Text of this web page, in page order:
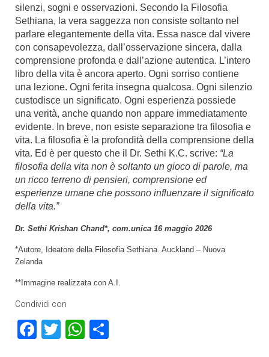
silenzi, sogni e osservazioni. Secondo la Filosofia
Sethiana, la vera saggezza non consiste soltanto nel
parlare elegantemente della vita. Essa nasce dal vivere
con consapevolezza, dall’osservazione sincera, dalla
comprensione profonda e dall’azione autentica. L’intero
libro della vita è ancora aperto. Ogni sorriso contiene
una lezione. Ogni ferita insegna qualcosa. Ogni silenzio
custodisce un significato. Ogni esperienza possiede
una verità, anche quando non appare immediatamente
evidente. In breve, non esiste separazione tra filosofia e
vita. La filosofia è la profondità della comprensione della
vita. Ed è per questo che il Dr. Sethi K.C. scrive: “La
filosofia della vita non è soltanto un gioco di parole, ma
un ricco terreno di pensieri, comprensione ed
esperienze umane che possono influenzare il significato
della vita.”
Dr. Sethi Krishan Chand*, com.unica 16 maggio 2026
*Autore, Ideatore della Filosofia Sethiana. Auckland – Nuova
Zelanda
**Immagine realizzata con A.I.
Condividi con
Facebook
TwitterWhatsApp